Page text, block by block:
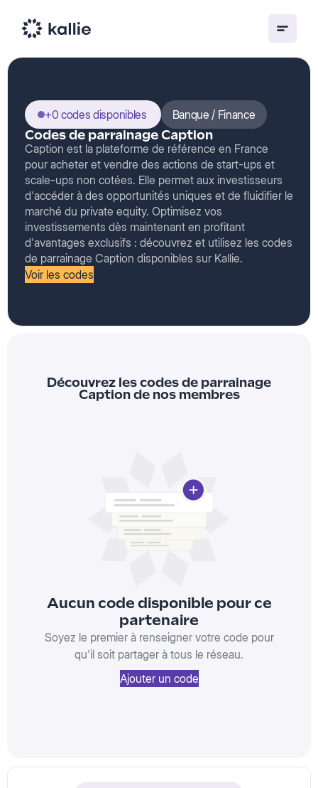
+0 codes disponibles Banque / Finance
Codes de parrainage Caption
Caption est la plateforme de référence en France
pour acheter et vendre des actions de start-ups et
scale-ups non cotées. Elle permet aux investisseurs
d'accéder à des opportunités uniques et de fluidifier le
marché du private equity. Optimisez vos
investissements dès maintenant en profitant
d'avantages exclusifs : découvrez et utilisez les codes
de parrainage Caption disponibles sur Kallie.
Voir les codes
Découvrez les codes de parrainage
Caption de nos membres
Aucun code disponible pour ce
partenaire
Soyez le premier à renseigner votre code pour
qu'il soit partager à tous le réseau.
Ajouter un code